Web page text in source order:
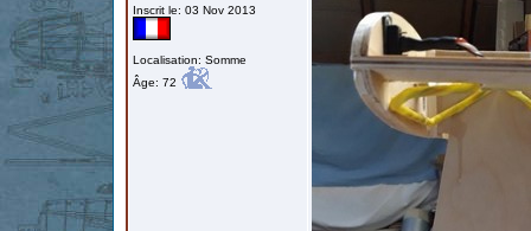
Inscrit le: 03 Nov 2013
Localisation: Somme
Âge: 72